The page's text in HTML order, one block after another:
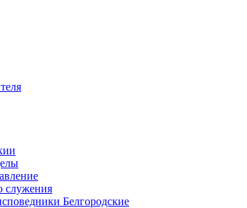
служения
Белгородские